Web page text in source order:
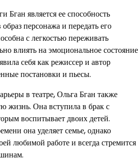
является ее способность
персонажа и передать его
с легкостью переживать
влиять на эмоциональное состояние
себя как режиссер и автор
постановки и пьесы.
в театре, Ольга Бган также
жизнь. Она вступила в брак с
воспитывает двоих детей.
она уделяет семье, однако
любимой работе и всегда стремится